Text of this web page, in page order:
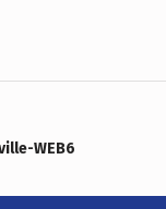
WEB6